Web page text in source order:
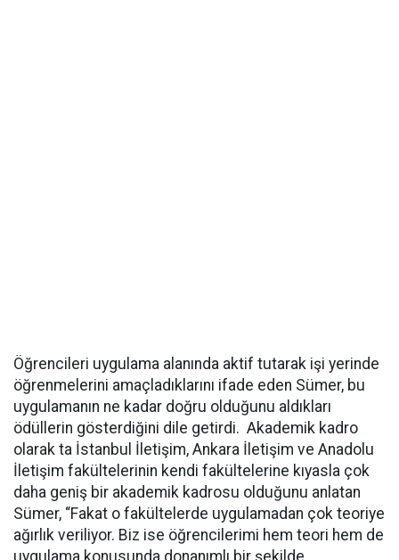
Öğrencileri uygulama alanında aktif tutarak işi yerinde
öğrenmelerini amaçladıklarını ifade eden Sümer, bu
uygulamanın ne kadar doğru olduğunu aldıkları
ödüllerin gösterdiğini dile getirdi. Akademik kadro
olarak ta İstanbul İletişim, Ankara İletişim ve Anadolu
İletişim fakültelerinin kendi fakültelerine kıyasla çok
daha geniş bir akademik kadrosu olduğunu anlatan
Sümer, “Fakat o fakültelerde uygulamadan çok teoriye
ağırlık veriliyor. Biz ise öğrencilerimi hem teori hem de
uygulama konusunda donanımlı bir şekilde